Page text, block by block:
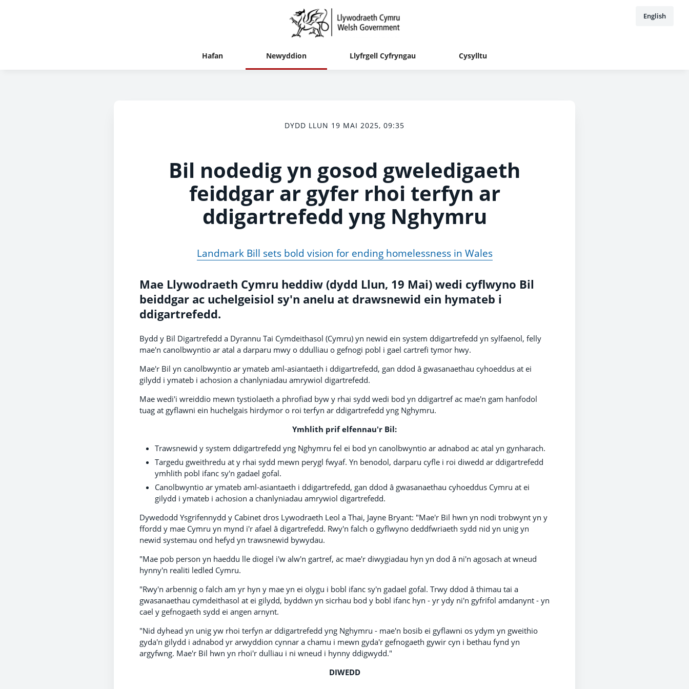
English
Hafan Newyddion Llyfrgell Cyfryngau Cysylltu
DYDD LLUN 19 MAI 2025, 09:35
Bil nodedig yn gosod gweledigaeth
feiddgar ar gyfer rhoi terfyn ar
ddigartrefedd yng Nghymru
Landmark Bill sets bold vision for ending homelessness in Wales
Mae Llywodraeth Cymru heddiw (dydd Llun, 19 Mai) wedi cyflwyno Bil
beiddgar ac uchelgeisiol sy'n anelu at drawsnewid ein hymateb i
ddigartrefedd.
Bydd y Bil Digartrefedd a Dyrannu Tai Cymdeithasol (Cymru) yn newid ein system ddigartrefedd yn sylfaenol, felly
mae'n canolbwyntio ar atal a darparu mwy o ddulliau o gefnogi pobl i gael cartrefi tymor hwy.
Mae'r Bil yn canolbwyntio ar ymateb aml-asiantaeth i ddigartrefedd, gan ddod â gwasanaethau cyhoeddus at ei
gilydd i ymateb i achosion a chanlyniadau amrywiol digartrefedd.
Mae wedi'i wreiddio mewn tystiolaeth a phrofiad byw y rhai sydd wedi bod yn ddigartref ac mae'n gam hanfodol
tuag at gyflawni ein huchelgais hirdymor o roi terfyn ar ddigartrefedd yng Nghymru.
Ymhlith prif elfennau'r Bil:
Trawsnewid y system ddigartrefedd yng Nghymru fel ei bod yn canolbwyntio ar adnabod ac atal yn gynharach.
Targedu gweithredu at y rhai sydd mewn perygl fwyaf. Yn benodol, darparu cyfle i roi diwedd ar ddigartrefedd
ymhlith pobl ifanc sy'n gadael gofal.
Canolbwyntio ar ymateb aml-asiantaeth i ddigartrefedd, gan ddod â gwasanaethau cyhoeddus Cymru at ei
gilydd i ymateb i achosion a chanlyniadau amrywiol digartrefedd.
Dywedodd Ysgrifennydd y Cabinet dros Lywodraeth Leol a Thai, Jayne Bryant: "Mae'r Bil hwn yn nodi trobwynt yn y
ffordd y mae Cymru yn mynd i'r afael â digartrefedd. Rwy'n falch o gyflwyno deddfwriaeth sydd nid yn unig yn
newid systemau ond hefyd yn trawsnewid bywydau.
"Mae pob person yn haeddu lle diogel i'w alw'n gartref, ac mae'r diwygiadau hyn yn dod â ni'n agosach at wneud
hynny'n realiti ledled Cymru.
"Rwy'n arbennig o falch am yr hyn y mae yn ei olygu i bobl ifanc sy'n gadael gofal. Trwy ddod â thimau tai a
gwasanaethau cymdeithasol at ei gilydd, byddwn yn sicrhau bod y bobl ifanc hyn - yr ydy ni'n gyfrifol amdanynt - yn
cael y gefnogaeth sydd ei angen arnynt.
"Nid dyhead yn unig yw rhoi terfyn ar ddigartrefedd yng Nghymru - mae'n bosib ei gyflawni os ydym yn gweithio
gyda'n gilydd i adnabod yr arwyddion cynnar a chamu i mewn gyda'r gefnogaeth gywir cyn i bethau fynd yn
argyfwng. Mae'r Bil hwn yn rhoi'r dulliau i ni wneud i hynny ddigwydd."
DIWEDD